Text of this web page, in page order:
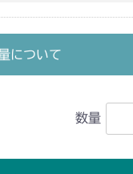
～)
(NO.1752001～)
について
数量